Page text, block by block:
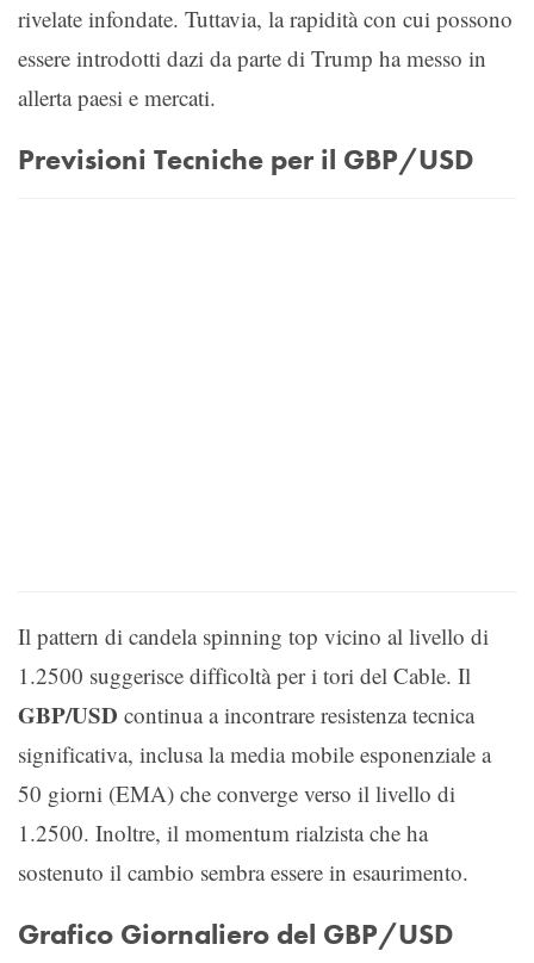
rivelate infondate. Tuttavia, la rapidità con cui possono
essere introdotti dazi da parte di Trump ha messo in
allerta paesi e mercati.
Previsioni Tecniche per il GBP/USD
Il pattern di candela spinning top vicino al livello di
1.2500 suggerisce difficoltà per i tori del Cable. Il
GBP/USD continua a incontrare resistenza tecnica
significativa, inclusa la media mobile esponenziale a
50 giorni (EMA) che converge verso il livello di
1.2500. Inoltre, il momentum rialzista che ha
sostenuto il cambio sembra essere in esaurimento.
Grafico Giornaliero del GBP/USD